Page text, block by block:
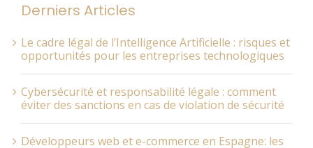
Derniers Articles
Le cadre légal de l’Intelligence Artificielle : risques et
opportunités pour les entreprises technologiques
Cybersécurité et responsabilité légale : comment
éviter des sanctions en cas de violation de sécurité
Développeurs web et e-commerce en Espagne: les